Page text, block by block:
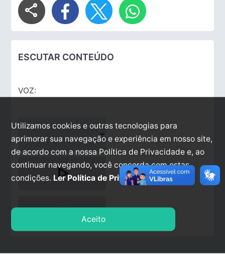
share
ESCUTAR CONTEÚDO
VOZ:
play_arrow
stop
Utilizamos cookies e outras tecnologias para
aprimorar sua navegação e experiência em nosso site,
de acordo com a nossa Política de Privacidade e, ao
continuar navegando, você concorda com estas
condições. Ler Política de Privacidade.
Aceito